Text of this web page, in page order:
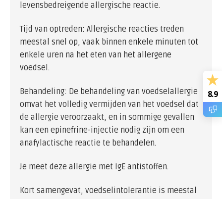
levensbedreigende allergische reactie.
Tijd van optreden: Allergische reacties treden
meestal snel op, vaak binnen enkele minuten tot
enkele uren na het eten van het allergene
voedsel.
Behandeling: De behandeling van voedselallergie
omvat het volledig vermijden van het voedsel dat
de allergie veroorzaakt, en in sommige gevallen
kan een epinefrine-injectie nodig zijn om een
anafylactische reactie te behandelen.
Je meet deze allergie met IgE antistoffen.
Kort samengevat, voedselintolerantie is meestal
8.9